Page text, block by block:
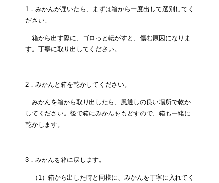
1．みかんが届いたら、まずは箱から一度出して選別してく
ださい。
箱から出す際に、ゴロっと転がすと、傷む原因になりま
す。丁寧に取り出してください。
2．みかんと箱を乾かしてください。
みかんを箱から取り出したら、風通しの良い場所で乾か
してください。後で箱にみかんをもどすので、箱も一緒に
乾かします。
3．みかんを箱に戻します。
（1）箱から出した時と同様に、みかんを丁寧に入れてく